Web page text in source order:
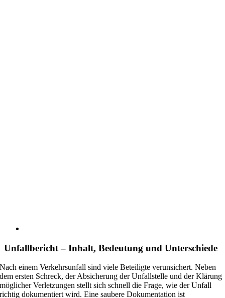
Unfallbericht – Inhalt, Bedeutung und Unterschiede
Nach einem Verkehrsunfall sind viele Beteiligte verunsichert. Neben
dem ersten Schreck, der Absicherung der Unfallstelle und der Klärung
möglicher Verletzungen stellt sich schnell die Frage, wie der Unfall
richtig dokumentiert wird. Eine saubere Dokumentation ist